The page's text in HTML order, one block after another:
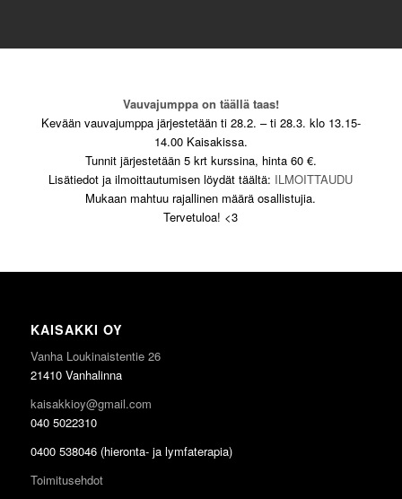
Vauvajumppa on täällä taas!
Kevään vauvajumppa järjestetään ti 28.2. – ti 28.3. klo 13.15-
14.00 Kaisakissa.
Tunnit järjestetään 5 krt kurssina, hinta 60 €.
Lisätiedot ja ilmoittautumisen löydät täältä: ILMOITTAUDU
Mukaan mahtuu rajallinen määrä osallistujia.
Tervetuloa! <3
KAISAKKI OY
Vanha Loukinaistentie 26
21410 Vanhalinna
kaisakkioy@gmail.com
040 5022310
0400 538046 (hieronta- ja lymfaterapia)
Toimitusehdot